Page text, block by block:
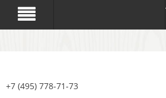
+7 (495) 778-71-73